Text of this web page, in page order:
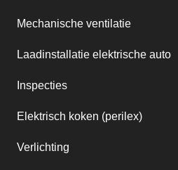
Mechanische ventilatie
Laadinstallatie elektrische auto
Inspecties
Elektrisch koken (perilex)
Verlichting